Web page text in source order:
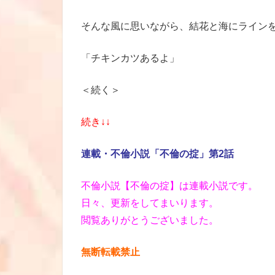
そんな風に思いながら、結花と海にライン
「チキンカツあるよ」
＜続く＞
続き↓↓
連載・不倫小説「不倫の掟」第2話
不倫小説【不倫の掟】は連載小説です。
日々、更新をしてまいります。
閲覧ありがとうございました。
無断転載禁止